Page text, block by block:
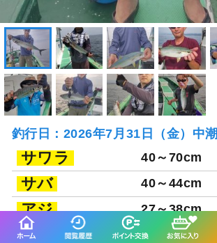
釣行日：2026年7月31日（金）中潮
サワラ 40～70cm
サバ 40～44cm
アジ 27～38cm